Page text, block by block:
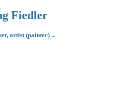
Fiedler
artist (painter) ...